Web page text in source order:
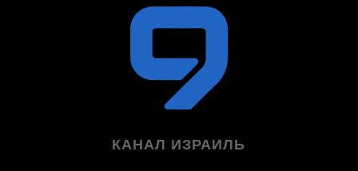
КАНАЛ ИЗРАИЛЬ